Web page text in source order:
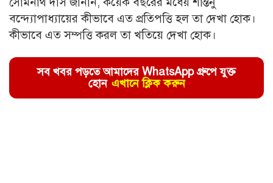
বন্দ্যোপাধ্যায়ের কীভাবে এত প্রতিপত্তি হল তা দেখা হোক।
কীভাবে এত সম্পত্তি করল তা খতিয়ে দেখা হোক।
সব খবর পড়তে আমাদের WhatsApp গ্রুপে যুক্ত
হোন এখানে ক্লিক করুন